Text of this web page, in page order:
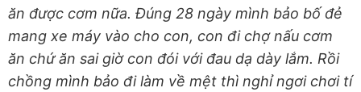
ăn được cơm nữa. Đúng 28 ngày mình bảo bố đẻ
mang xe máy vào cho con, con đi chợ nấu cơm
ăn chứ ăn sai giờ con đói với đau dạ dày lắm. Rồi
chồng mình bảo đi làm về mệt thì nghỉ ngơi chơi tí